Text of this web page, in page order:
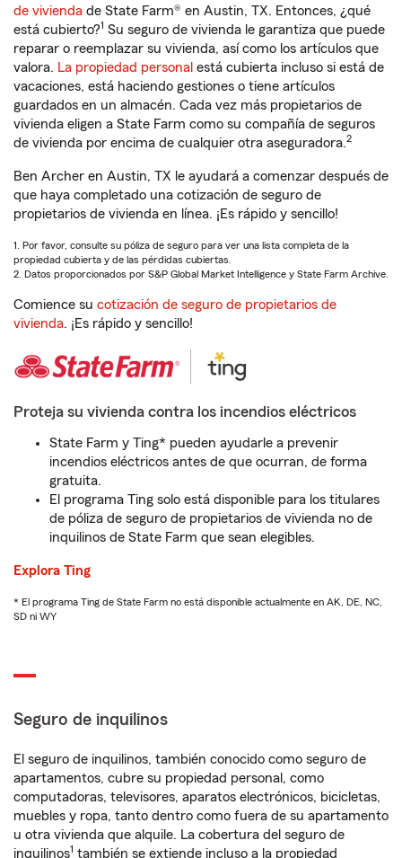
de vivienda de State Farm® en Austin, TX. Entonces, ¿qué
está cubierto?1 Su seguro de vivienda le garantiza que puede
reparar o reemplazar su vivienda, así como los artículos que
valora. La propiedad personal está cubierta incluso si está de
vacaciones, está haciendo gestiones o tiene artículos
guardados en un almacén. Cada vez más propietarios de
vivienda eligen a State Farm como su compañía de seguros
de vivienda por encima de cualquier otra aseguradora.2
Ben Archer en Austin, TX le ayudará a comenzar después de
que haya completado una cotización de seguro de
propietarios de vivienda en línea. ¡Es rápido y sencillo!
1. Por favor, consulte su póliza de seguro para ver una lista completa de la
propiedad cubierta y de las pérdidas cubiertas.
2. Datos proporcionados por S&P Global Market Intelligence y State Farm Archive.
Comience su cotización de seguro de propietarios de
vivienda. ¡Es rápido y sencillo!
Proteja su vivienda contra los incendios eléctricos
State Farm y Ting* pueden ayudarle a prevenir
incendios eléctricos antes de que ocurran, de forma
gratuita.
El programa Ting solo está disponible para los titulares
de póliza de seguro de propietarios de vivienda no de
inquilinos de State Farm que sean elegibles.
Explora Ting
* El programa Ting de State Farm no está disponible actualmente en AK, DE, NC,
SD ni WY
Seguro de inquilinos
El seguro de inquilinos, también conocido como seguro de
apartamentos, cubre su propiedad personal, como
computadoras, televisores, aparatos electrónicos, bicicletas,
muebles y ropa, tanto dentro como fuera de su apartamento
u otra vivienda que alquile. La cobertura del seguro de
inquilinos1 también se extiende incluso a la propiedad